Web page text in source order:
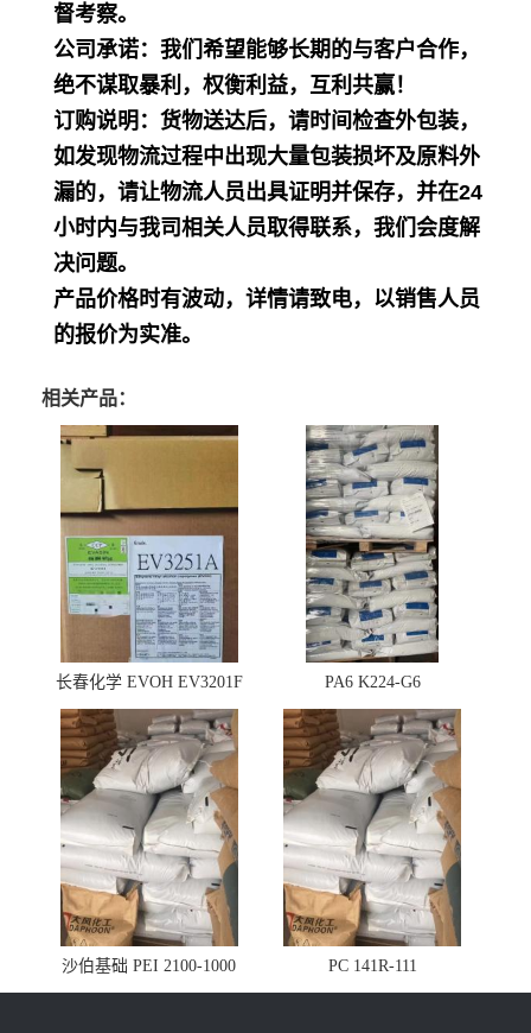
督考察。
公司承诺：我们希望能够长期的与客户合作，
绝不谋取暴利，权衡利益，互利共赢！
订购说明：货物送达后，请时间检查外包装，
如发现物流过程中出现大量包装损坏及原料外
漏的，请让物流人员出具证明并保存，并在24
小时内与我司相关人员取得联系，我们会度解
决问题。
产品价格时有波动，详情请致电，以销售人员
的报价为实准。
相关产品：
长春化学 EVOH EV3201F PA6 K224-G6
沙伯基础 PEI 2100-1000 PC 141R-111